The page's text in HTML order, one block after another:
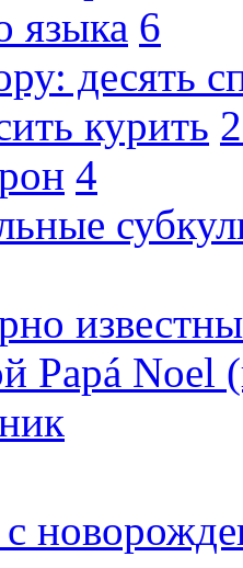
языка 6
десять
курить
4
Papá Noel